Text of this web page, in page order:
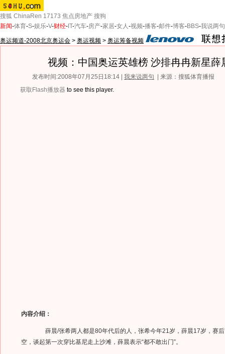
搜狐 ChinaRen 17173 焦点房地产 搜狗
新闻-体育-S-娱乐-V-财经- IT-汽车-房产-家居-女人-视频-播客-邮件-博客-BBS-我说两句
奥运频道-2008北京奥运会 > 奥运视频 > 奥运筹备视频
视频：中国奥运英雄榜 沙排冉冉新星薛
发布时间:2008年07月25日18:14 | 我来说两句
| 来源：搜狐体育播报
获取Flash播放器 to see this player.
内容介绍：
薛晨/张希两人都是80年代后的人，张希今年21岁，薛晨17岁，赛后
空，谈起第一次穿比基尼走上沙滩，薛晨表示“都不敢出门”。